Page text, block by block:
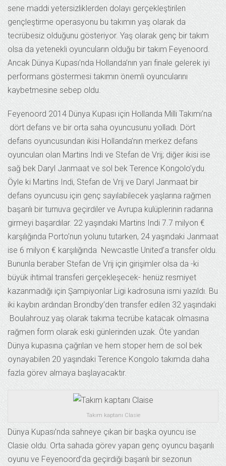
sene maddi yetersizliklerden dolayı gerçekleştirilen
gençleştirme operasyonu bu takımın yaş olarak da
tecrübesiz olduğunu gösteriyor. Yaş olarak genç bir takım
olsa da yetenekli oyuncuların olduğu bir takım Feyenoord.
Ancak Dünya Kupası’nda Hollanda’nın yarı finale gelerek iyi
performans göstermesi takımın önemli oyuncularını
kaybetmesine sebep oldu.
Feyenoord 2014 Dünya Kupası için Hollanda Milli Takımı’na
dört defans ve bir orta saha oyuncusunu yolladı. Dört
defans oyuncusundan ikisi Hollanda’nın merkez defans
oyuncuları olan Martins Indi ve Stefan de Vrij; diğer ikisi ise
sağ bek Daryl Janmaat ve sol bek Terence Kongolo’ydu.
Öyle ki Martins Indi, Stefan de Vrij ve Daryl Janmaat bir
defans oyuncusu için genç sayılabilecek yaşlarına rağmen
başarılı bir turnuva geçirdiler ve Avrupa kulüplerinin radarına
girmeyi başardılar. 22 yaşındaki Martins Indi 7.7 milyon €
karşılığında Porto’nun yolunu tutarken, 24 yaşındaki Janmaat
ise 6 milyon € karşılığında Newcastle United’a transfer oldu.
Bununla beraber Stefan de Vrij için girişimler olsa da -ki
büyük ihtimal transferi gerçekleşecek- henüz resmiyet
kazanmadığı için Şampiyonlar Ligi kadrosuna ismi yazıldı. Bu
iki kaybın ardından Brondby’den transfer edilen 32 yaşındaki
Boulahrouz yaş olarak takıma tecrübe katacak olmasına
rağmen form olarak eski günlerinden uzak. Öte yandan
Dünya kupasına çağrılan ve hem stoper hem de sol bek
oynayabilen 20 yaşındaki Terence Kongolo takımda daha
fazla görev almaya başlayacaktır.
Takım kaptanı Clasie
Dünya Kupası’nda sahneye çıkan bir başka oyuncu ise
Clasie oldu. Orta sahada görev yapan genç oyuncu başarılı
oyunu ve Feyenoord’da geçirdiği başarılı bir sezonun